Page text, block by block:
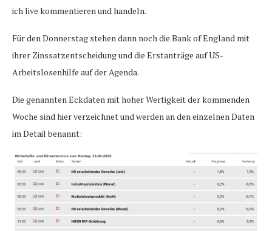
ich live kommentieren und handeln.
Für den Donnerstag stehen dann noch die Bank of England mit
ihrer Zinssatzentscheidung und die Erstanträge auf US-
Arbeitslosenhilfe auf der Agenda.
Die genannten Eckdaten mit hoher Wertigkeit der kommenden
Woche sind hier verzeichnet und werden an den einzelnen Daten
im Detail benannt: